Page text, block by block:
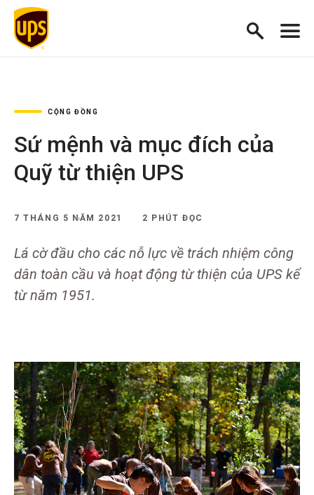
CỘNG ĐỒNG
Sứ mệnh và mục đích của
Quỹ từ thiện UPS
7 THÁNG 5 NĂM 2021 2 PHÚT ĐỌC
Lá cờ đầu cho các nỗ lực về trách nhiệm công
dân toàn cầu và hoạt động từ thiện của UPS kể
từ năm 1951.